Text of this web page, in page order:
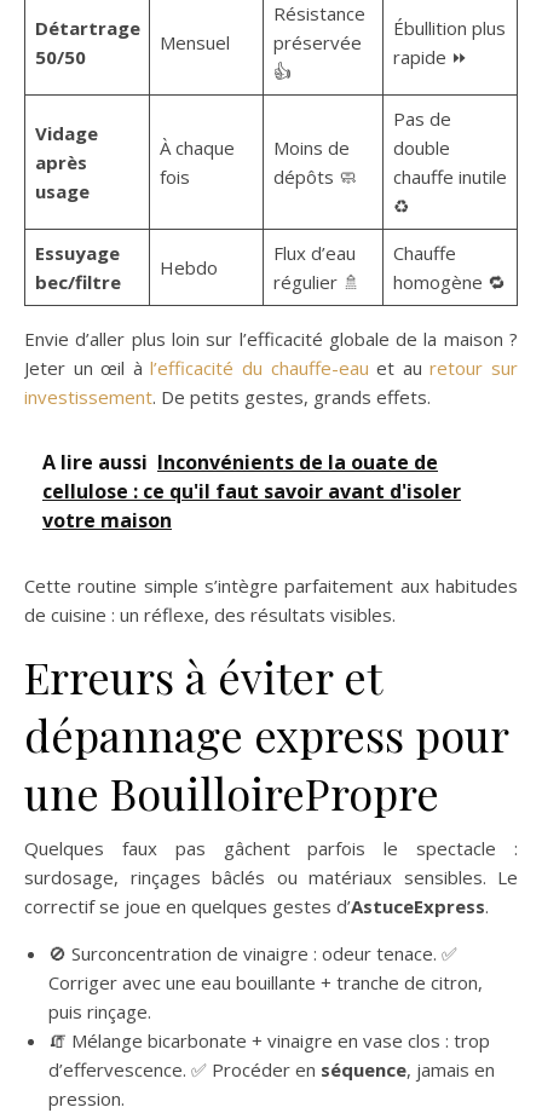
Détartrage
50/50
Mensuel
Résistance
préservée
👍
Ébullition plus
rapide ⏩
Vidage
après
usage
À chaque
fois
Moins de
dépôts 🧼
Pas de
double
chauffe inutile
♻️
Essuyage
bec/filtre
Hebdo
Flux d’eau
régulier 🚿
Chauffe
homogène 🔁
Envie d’aller plus loin sur l’efficacité globale de la maison ?
Jeter un œil àl’efficacité du chauffe-eau et auretour sur
investissement. De petits gestes, grands effets.
A lire aussi Inconvénients de la ouate de
cellulose : ce qu'il faut savoir avant d'isoler
votre maison
Cette routine simple s’intègre parfaitement aux habitudes
de cuisine : un réflexe, des résultats visibles.
Erreurs à éviter et
dépannage express pour
une BouilloirePropre
Quelques faux pas gâchent parfois le spectacle :
surdosage, rinçages bâclés ou matériaux sensibles. Le
correctif se joue en quelques gestes d’AstuceExpress.
🚫 Surconcentration de vinaigre : odeur tenace. ✅
Corriger avec une eau bouillante + tranche de citron,
puis rinçage.
🧯 Mélange bicarbonate + vinaigre en vase clos : trop
d’effervescence. ✅ Procéder en séquence, jamais en
pression.